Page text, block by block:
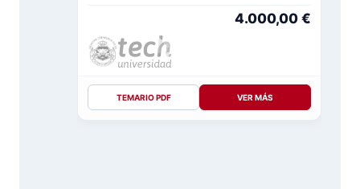
4.000,00 €
TEMARIO PDF VER MÁS